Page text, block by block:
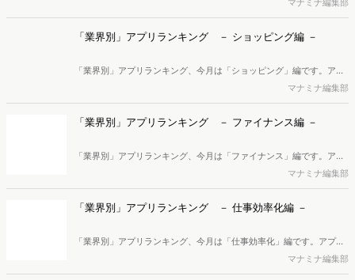
間違い探し」、2位「Find the Difference - 間違い探し」、3位「じゃ
んけんおう ポイ活ゲームお金稼ぎや小遣い稼ぎ・懸賞生活」…という
結果に。トップ20まで掲載しています。
マナミナ編集部
「業界別」アプリランキング － ショッピング編 －
「業界別」アプリランキング、今月は「ショッピング」編です。アプ
リ利用ユーザー数の順に並べると、1位は「Amazon」、2位「楽天市
場」、3位「dポイントクラブ」…という結果に。トップ20まで掲載し
ています。
マナミナ編集部
「業界別」アプリランキング － ファイナンス編 －
「業界別」アプリランキング、今月は「ファイナンス」編です。アプ
リ利用ユーザー数の順に並べると、1位は「PayPay」、2位「au
PAY」、3位「楽天ペイ」…という結果に。トップ20まで掲載していま
す。
マナミナ編集部
「業界別」アプリランキング － 仕事効率化編 －
「業界別」アプリランキング、今月は「仕事効率化」編です。アプリ
利用ユーザー数の順に並べると、1位は「Google ドライブ」、2位
「楽天ウェブ検索-楽天ポイントが貯まる、稼げるアプリ」、3位「QR
マナミナ編集部